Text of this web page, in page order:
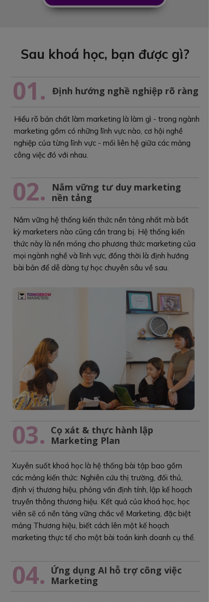
01. Định hướng nghề nghiệp rõ ràng
Hiểu rõ bản chất làm marketing là làm gì - trong ngành
marketing gồm có những lĩnh vực nào, cơ hội nghề
nghiệp của từng lĩnh vực - mối liên hệ giữa các mảng
công việc đó với nhau.
02.
Nắm vững tư duy marketing
nền tảng
Nắm vững hệ thống kiến thức nền tảng nhất mà bất
kỳ marketers nào cũng cần trang bị. Hệ thống kiến
thức này là nền móng cho phương thức marketing của
mọi ngành nghề và lĩnh vực, đồng thời là định hướng
bài bản để dễ dàng tự học chuyên sâu về sau.
03. Cọ xát & thực hành lập
Marketing Plan
Xuyên suốt khoá học là hệ thống bài tập bao gồm
các mảng kiến thức: Nghiên cứu thị trường, đối thủ,
định vị thương hiệu, phỏng vấn định tính, lập kế hoạch
truyền thông thương hiệu. Kết quả của khoá học, học
viên sẽ có nền tảng vững chắc về Marketing, đặc biệt
mảng Thương hiệu, biết cách lên một kế hoạch
marketing thực tế cho một bài toán kinh doanh cụ thể.
Sau khoá học, bạn được gì?
04. Ứng dụng AI hỗ trợ công việc
Marketing